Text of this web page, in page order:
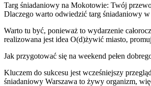
Targ śniadaniowy na Mokotowie: Twój
Dlaczego warto odwiedzić targ śniadaniowy w
Warto tu być, ponieważ to wydarzenie
realizowana jest idea O(d)żywić miasto,
Jak przygotować się na weekend pełen
Kluczem do sukcesu jest wcześniejszy
śniadaniowy Warszawa to żywy organizm,